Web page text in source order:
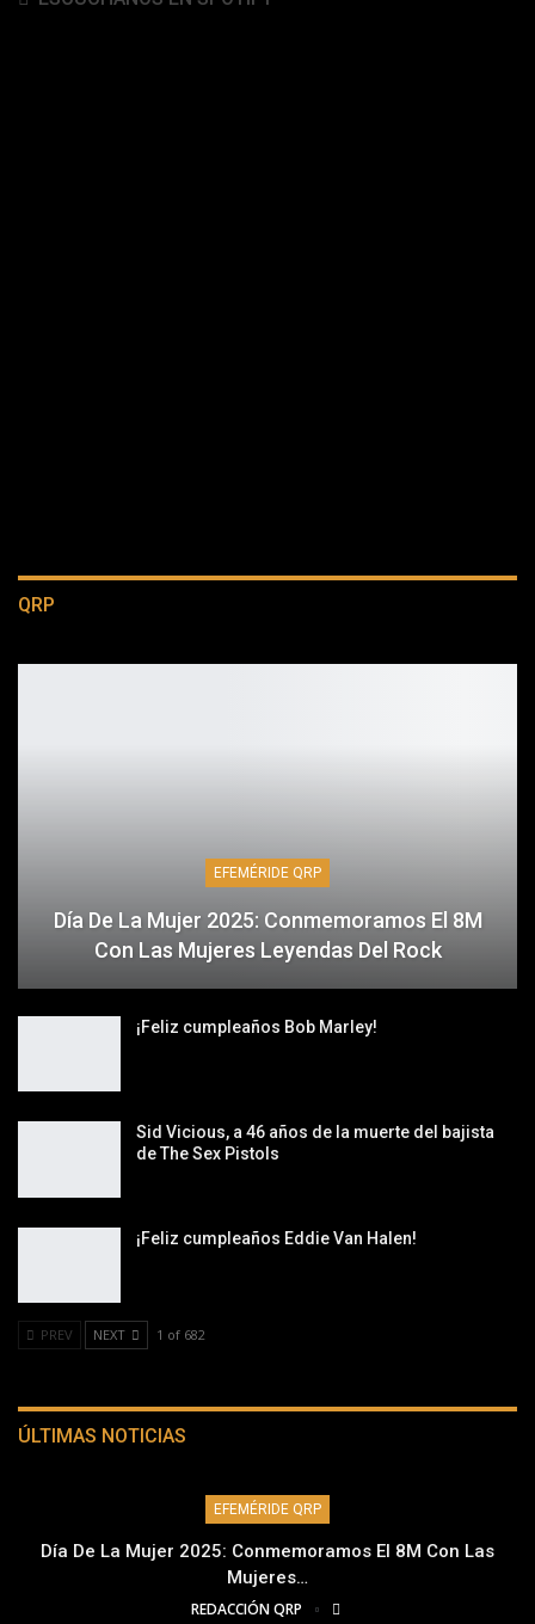
QRP
EFEMÉRIDE QRP
Día De La Mujer 2025: Conmemoramos El 8M
Con Las Mujeres Leyendas Del Rock
¡Feliz cumpleaños Bob Marley!
Sid Vicious, a 46 años de la muerte del bajista
de The Sex Pistols
¡Feliz cumpleaños Eddie Van Halen!
PREV NEXT 1 of 682
ÚLTIMAS NOTICIAS
EFEMÉRIDE QRP
Día De La Mujer 2025: Conmemoramos El 8M Con Las
Mujeres…
REDACCIÓN QRP